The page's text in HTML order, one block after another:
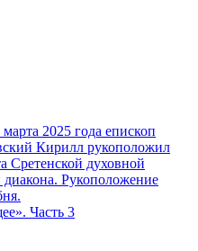
марта 2025 года епископ
Кирилл рукоположил
Сретенской духовной
Рукоположение
Часть 3